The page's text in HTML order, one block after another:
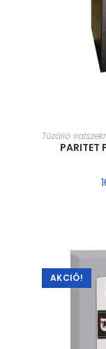
Tűzálló
AKCIÓ!